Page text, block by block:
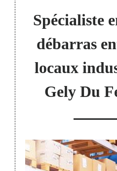
Spécialiste
débarras
locaux
Gely Du